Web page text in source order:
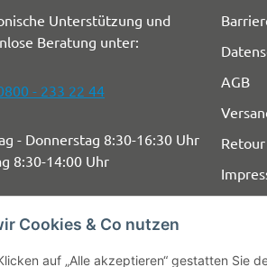
Cookies & Co nutzen
auf „Alle akzeptieren“ gestatten Sie
Unterstützung und
Beratung unter:
- 233 22 44
- Donnerstag 8:30-16:30 Uhr
8:30-14:00 Uhr
AGB
Retour